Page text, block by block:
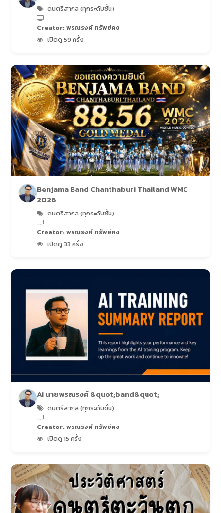
ดนตรีสากล (ทุกระดับชั้น)
Creator: พรณรงค์ ทรัพย์คง
เปิดดู 59 ครั้ง
Benjama Band Chanthaburi Thailand WMC
2026
ดนตรีสากล (ทุกระดับชั้น)
Creator: พรณรงค์ ทรัพย์คง
เปิดดู 33 ครั้ง
Ai นายพรณรงค์ &quot;band&quot;
ดนตรีสากล (ทุกระดับชั้น)
Creator: พรณรงค์ ทรัพย์คง
เปิดดู 15 ครั้ง